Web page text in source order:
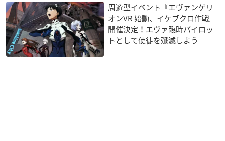
周遊型イベント『エヴァンゲリ
オンVR 始動、イケブクロ作戦』
開催決定！エヴァ臨時パイロッ
トとして使徒を殲滅しよう